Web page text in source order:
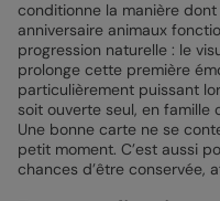
conditionne la manière
anniversaire animaux
progression naturelle : le
prolonge cette première
particulièrement puissant
soit ouverte seul, en famille
Une bonne carte ne se
petit moment. C’est aussi
chances d’être conservée,